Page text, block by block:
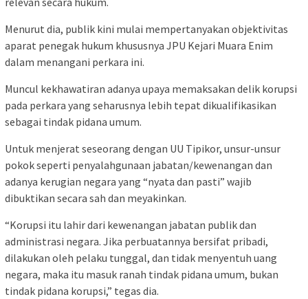
Menurut dia, publik kini mulai mempertanyakan objektivitas
aparat penegak hukum khususnya JPU Kejari Muara Enim
dalam menangani perkara ini.
Muncul kekhawatiran adanya upaya memaksakan delik korupsi
pada perkara yang seharusnya lebih tepat dikualifikasikan
sebagai tindak pidana umum.
Untuk menjerat seseorang dengan UU Tipikor, unsur-unsur
pokok seperti penyalahgunaan jabatan/kewenangan dan
adanya kerugian negara yang “nyata dan pasti” wajib
dibuktikan secara sah dan meyakinkan.
“Korupsi itu lahir dari kewenangan jabatan publik dan
administrasi negara. Jika perbuatannya bersifat pribadi,
dilakukan oleh pelaku tunggal, dan tidak menyentuh uang
negara, maka itu masuk ranah tindak pidana umum, bukan
tindak pidana korupsi,” tegas dia.